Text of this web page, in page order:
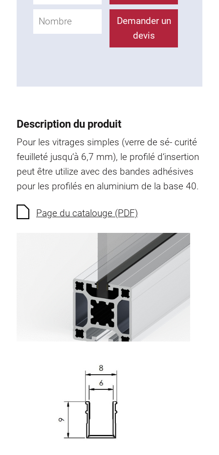
Système de transroulerDemander un
devis
Description du produit
Pour les vitrages simples (verre de sé- curité
feuilleté jusqu‘à 6,7 mm), le profilé d‘insertion
peut être utilize avec des bandes adhésives
pour les profilés en aluminium de la base 40.
Page du catalouge (PDF)